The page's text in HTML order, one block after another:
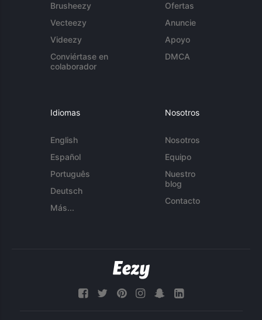
Brusheezy
Vecteezy
Videezy
Conviértase en
colaborador
Ofertas
Anuncie
Apoyo
DMCA
Idiomas
English
Español
Português
Deutsch
Más...
Nosotros
Nosotros
Equipo
Nuestro
blog
Contacto